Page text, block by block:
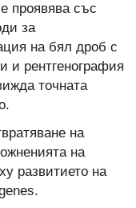
проявява със
за
на бял дроб с
и рентгенография
точната
на
на
развитието на